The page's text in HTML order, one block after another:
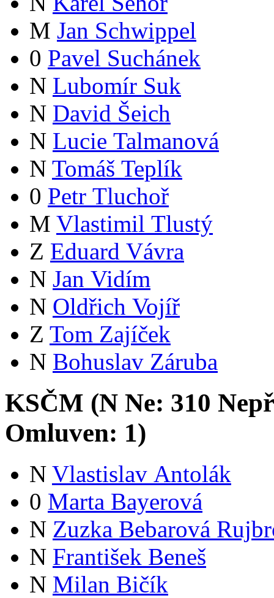
M Jan Schwippel
0 Pavel Suchánek
N Lubomír Suk
N David Šeich
N Lucie Talmanová
N Tomáš Teplík
0 Petr Tluchoř
M Vlastimil Tlustý
Z Eduard Vávra
N Jan Vidím
N Oldřich Vojíř
Z Tom Zajíček
N Bohuslav Záruba
KSČM (N Ne: 310
Omluven: 1)
N Vlastislav Antolák
0 Marta Bayerová
N Zuzka Bebarová
N František Beneš
N Milan Bičík